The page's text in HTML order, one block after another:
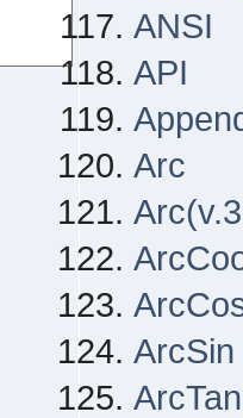
ANSI
API
Arc
ArcSin
ArcTan